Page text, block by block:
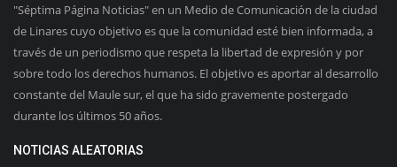
"Séptima Página Noticias" en un Medio de Comunicación de la ciudad
de Linares cuyo objetivo es que la comunidad esté bien informada, a
través de un periodismo que respeta la libertad de expresión y por
sobre todo los derechos humanos. El objetivo es aportar al desarrollo
constante del Maule sur, el que ha sido gravemente postergado
durante los últimos 50 años.
NOTICIAS ALEATORIAS